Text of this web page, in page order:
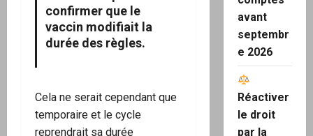
confirmer que le
vaccin modifiait la
durée des règles.
Cela ne serait cependant que
temporaire et le cycle
reprendrait sa durée
avant
septembr
e 2026
Réactiver
le droit
par la